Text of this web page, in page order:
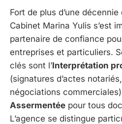
Fort de plus d’une décennie
Cabinet Marina Yulis s’est
partenaire de confiance
entreprises et particuliers.
clés sont l’Interprétation
(signatures d’actes
négociations
Assermentée pour tous
L’agence se distingue